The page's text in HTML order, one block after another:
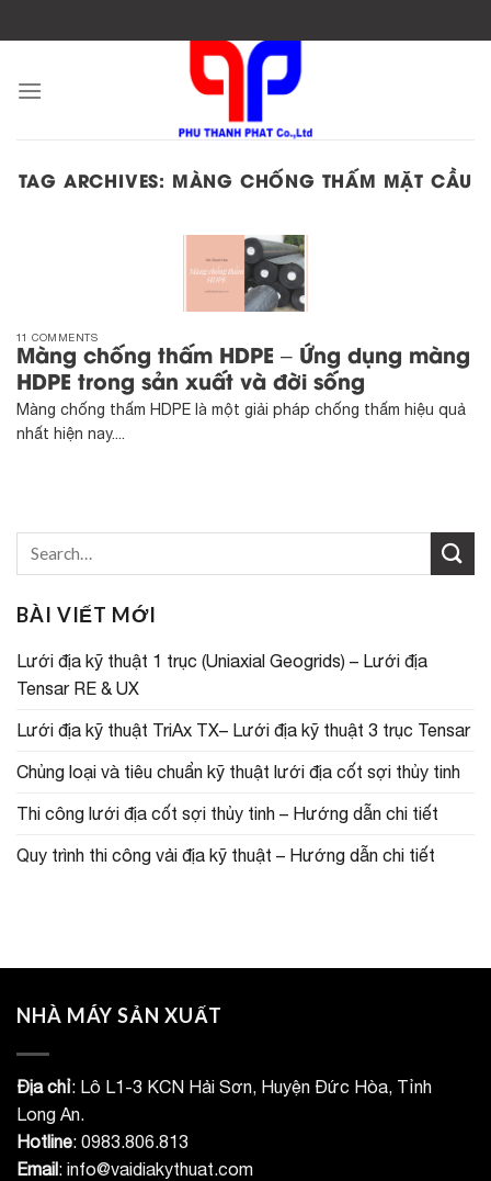
to
TAG ARCHIVES: MÀNG CHỐNG THẤM MẶT CẦU
Màng chống thấm HDPE – Ứng dụng màng
HDPE trong sản xuất và đời sống
Màng chống thấm HDPE là một giải pháp chống thấm hiệu quả
nhất hiện nay....
11 COMMENTS
BÀI VIẾT MỚI
Lưới địa kỹ thuật 1 trục (Uniaxial Geogrids) – Lưới địa
Tensar RE & UX
Lưới địa kỹ thuật TriAx TX– Lưới địa kỹ thuật 3 trục Tensar
Chủng loại và tiêu chuẩn kỹ thuật lưới địa cốt sợi thủy tinh
Thi công lưới địa cốt sợi thủy tinh – Hướng dẫn chi tiết
Quy trình thi công vải địa kỹ thuật – Hướng dẫn chi tiết
NHÀ MÁY SẢN XUẤT
Địa chỉ: Lô L1-3 KCN Hải Sơn, Huyện Đức Hòa, Tỉnh
Long An.
Hotline: 0983.806.813
Email: info@vaidiakythuat.com